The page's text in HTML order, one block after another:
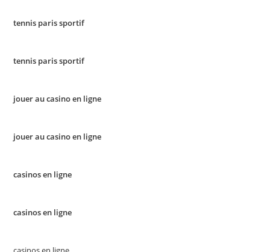
tennis paris sportif
tennis paris sportif
jouer au casino en ligne
jouer au casino en ligne
casinos en ligne
casinos en ligne